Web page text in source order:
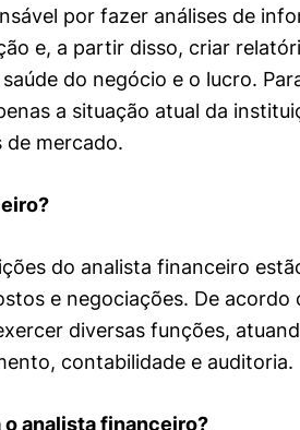
por fazer análises de
e, a partir disso, criar
do negócio e o lucro.
a situação atual da
de mercado.
do analista financeiro
e negociações. De acordo
diversas funções,
contabilidade e auditoria.
o analista financeiro?